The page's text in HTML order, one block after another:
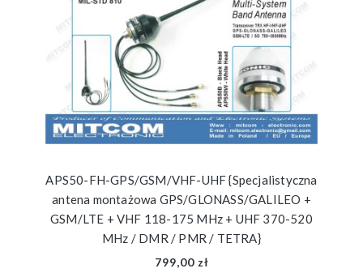
APS50-FH-GPS/GSM/VHF-UHF {Specjalistyczna
antena montażowa GPS/GLONASS/GALILEO +
GSM/LTE + VHF 118-175 MHz + UHF 370-520
MHz / DMR / PMR / TETRA}
799,00 zł